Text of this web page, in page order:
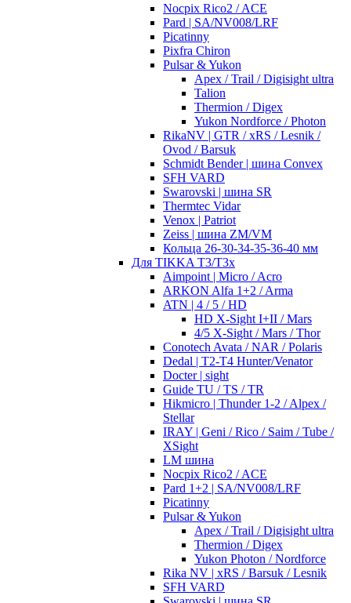
Nocpix Rico2 / ACE
Pard | SA/NV008/LRF
Picatinny
Pixfra Chiron
Pulsar & Yukon
Apex / Trail / Digisight ultra
Talion
Thermion / Digex
Yukon Nordforce / Photon
RikaNV | GTR / xRS / Lesnik /
Ovod / Barsuk
Schmidt Bender | шина Convex
SFH VARD
Swarovski | шина SR
Thermtec Vidar
Venox | Patriot
Zeiss | шина ZM/VM
Кольца 26-30-34-35-36-40 мм
Для TIKKA T3/T3x
Aimpoint | Micro / Acro
ARKON Alfa 1+2 / Arma
ATN | 4 / 5 / HD
HD X-Sight I+II / Mars
4/5 X-Sight / Mars / Thor
Conotech Avata / NAR / Polaris
Dedal | T2-T4 Hunter/Venator
Docter | sight
Guide TU / TS / TR
Hikmicro | Thunder 1-2 / Alpex /
Stellar
IRAY | Geni / Rico / Saim / Tube /
XSight
LM шина
Nocpix Rico2 / ACE
Pard 1+2 | SA/NV008/LRF
Picatinny
Pulsar & Yukon
Apex / Trail / Digisight ultra
Thermion / Digex
Yukon Photon / Nordforce
Rika NV | xRS / Barsuk / Lesnik
SFH VARD